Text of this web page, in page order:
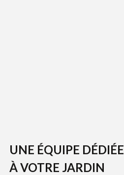
UNE ÉQUIPE DÉDIÉE
À VOTRE JARDIN